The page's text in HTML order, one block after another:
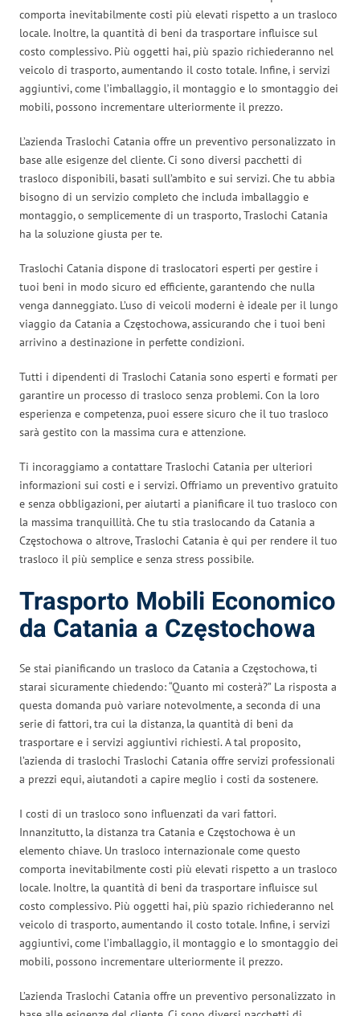
comporta inevitabilmente costi più elevati rispetto a un trasloco
locale. Inoltre, la quantità di beni da trasportare influisce sul
costo complessivo. Più oggetti hai, più spazio richiederanno nel
veicolo di trasporto, aumentando il costo totale. Infine, i servizi
aggiuntivi, come l’imballaggio, il montaggio e lo smontaggio dei
mobili, possono incrementare ulteriormente il prezzo.
L’azienda Traslochi Catania offre un preventivo personalizzato in
base alle esigenze del cliente. Ci sono diversi pacchetti di
trasloco disponibili, basati sull’ambito e sui servizi. Che tu abbia
bisogno di un servizio completo che includa imballaggio e
montaggio, o semplicemente di un trasporto, Traslochi Catania
ha la soluzione giusta per te.
Traslochi Catania dispone di traslocatori esperti per gestire i
tuoi beni in modo sicuro ed efficiente, garantendo che nulla
venga danneggiato. L’uso di veicoli moderni è ideale per il lungo
viaggio da Catania a Częstochowa, assicurando che i tuoi beni
arrivino a destinazione in perfette condizioni.
Tutti i dipendenti di Traslochi Catania sono esperti e formati per
garantire un processo di trasloco senza problemi. Con la loro
esperienza e competenza, puoi essere sicuro che il tuo trasloco
sarà gestito con la massima cura e attenzione.
Ti incoraggiamo a contattare Traslochi Catania per ulteriori
informazioni sui costi e i servizi. Offriamo un preventivo gratuito
e senza obbligazioni, per aiutarti a pianificare il tuo trasloco con
la massima tranquillità. Che tu stia traslocando da Catania a
Częstochowa o altrove, Traslochi Catania è qui per rendere il tuo
trasloco il più semplice e senza stress possibile.
Trasporto Mobili Economico
da Catania a Częstochowa
Se stai pianificando un trasloco da Catania a Częstochowa, ti
starai sicuramente chiedendo: “Quanto mi costerà?” La risposta a
questa domanda può variare notevolmente, a seconda di una
serie di fattori, tra cui la distanza, la quantità di beni da
trasportare e i servizi aggiuntivi richiesti. A tal proposito,
l’azienda di traslochi Traslochi Catania offre servizi professionali
a prezzi equi, aiutandoti a capire meglio i costi da sostenere.
I costi di un trasloco sono influenzati da vari fattori.
Innanzitutto, la distanza tra Catania e Częstochowa è un
elemento chiave. Un trasloco internazionale come questo
comporta inevitabilmente costi più elevati rispetto a un trasloco
locale. Inoltre, la quantità di beni da trasportare influisce sul
costo complessivo. Più oggetti hai, più spazio richiederanno nel
veicolo di trasporto, aumentando il costo totale. Infine, i servizi
aggiuntivi, come l’imballaggio, il montaggio e lo smontaggio dei
mobili, possono incrementare ulteriormente il prezzo.
L’azienda Traslochi Catania offre un preventivo personalizzato in